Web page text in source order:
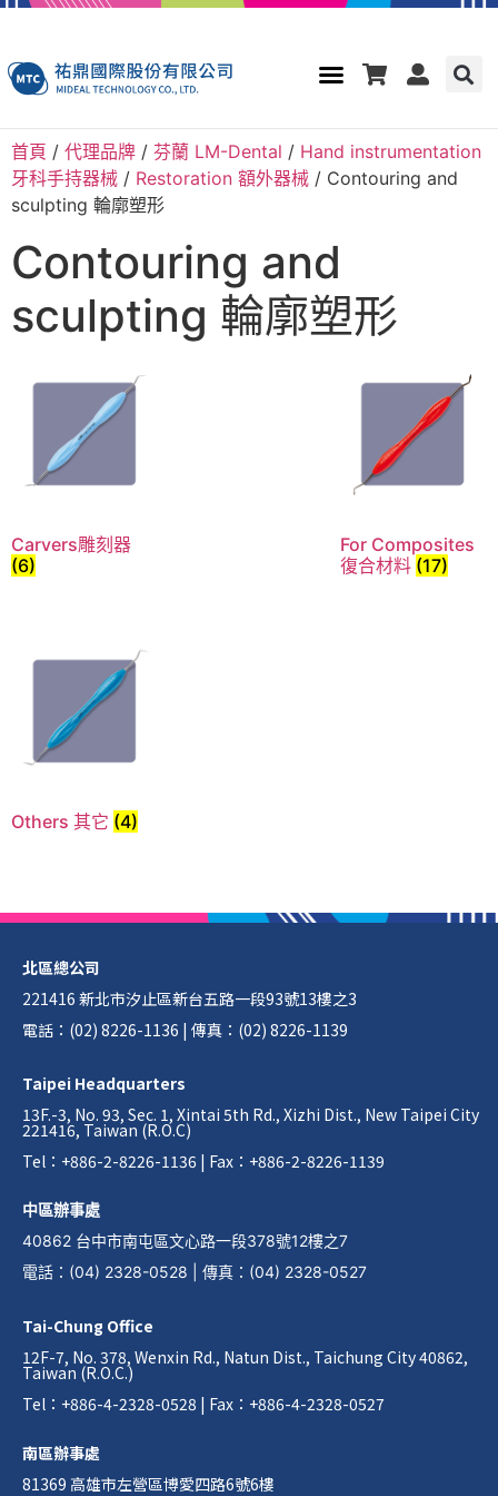
首頁 / 代理品牌 / 芬蘭 LM-Dental / Hand instrumentation
牙科手持器械 / Restoration 額外器械 / Contouring and
sculpting 輪廓塑形
Contouring and
sculpting 輪廓塑形
Carvers雕刻器
(6)
For Composites
復合材料 (17)
Others 其它 (4)
北區總公司
221416 新北市汐止區新台五路一段93號13樓之3
電話：(02) 8226-1136 | 傳真：(02) 8226-1139
Taipei Headquarters
13F.-3, No. 93, Sec. 1, Xintai 5th Rd., Xizhi Dist., New Taipei City
221416, Taiwan (R.O.C)
Tel：+886-2-8226-1136 | Fax：+886-2-8226-1139
中區辦事處
40862 台中市南屯區文心路一段378號12樓之7
電話 ： (04) 2328-0528 傳真 ： (04) 2328-0527
Tai-Chung Office
12F-7, No. 378, Wenxin Rd., Natun Dist., Taichung City 40862,
Taiwan (R.O.C.)
Tel：+886-4-2328-0528 | Fax：+886-4-2328-0527
南區辦事處
81369 高雄市左營區博愛四路6號6樓